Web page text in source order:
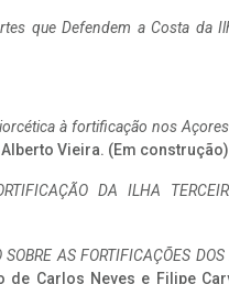
que Defendem a Costa da
à fortificação nos
Alberto Vieira. (Em construção)
DA ILHA
AS FORTIFICAÇÕES
de Carlos Neves e Filipe